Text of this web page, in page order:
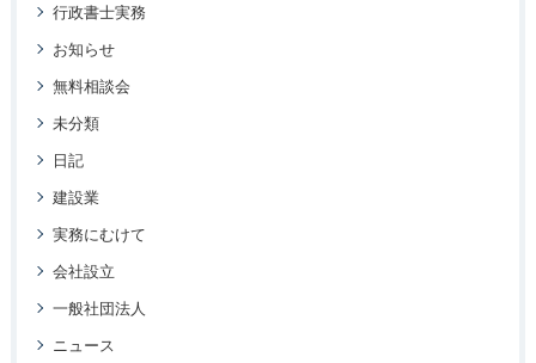
行政書士実務
お知らせ
無料相談会
未分類
日記
建設業
実務にむけて
会社設立
一般社団法人
ニュース